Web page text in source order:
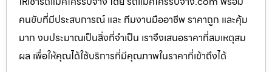
คนขับที่มีประสบการณ์ และ ทีมงานมืออาชีพ ราคาถูก และคุ้ม
มาก งบประมาณเป็นสิ่งที่จำเป็น เราจึงเสนอราคาที่สมเหตุสม
ผล เพื่อให้คุณได้ใช้บริการที่มีคุณภาพในราคาที่เข้าถึงได้